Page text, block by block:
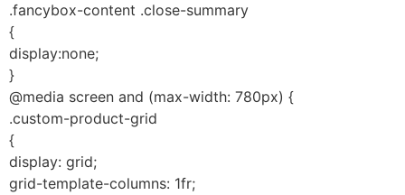
.fancybox-content .close-summary
{
display:none;
}
@media screen and (max-width: 780px) {
.custom-product-grid
{
display: grid;
grid-template-columns: 1fr;